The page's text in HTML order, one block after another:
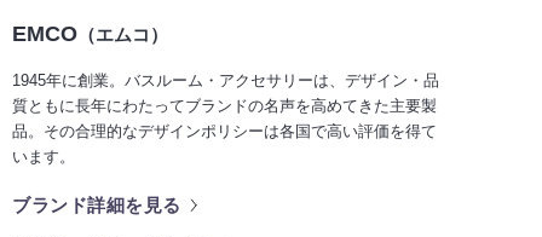
EMCO （エムコ）
1945年に創業。バスルーム・アクセサリーは、デザイン・品
質ともに長年にわたってブランドの名声を高めてきた主要製
品。その合理的なデザインポリシーは各国で高い評価を得て
います。
ブランド詳細を見る